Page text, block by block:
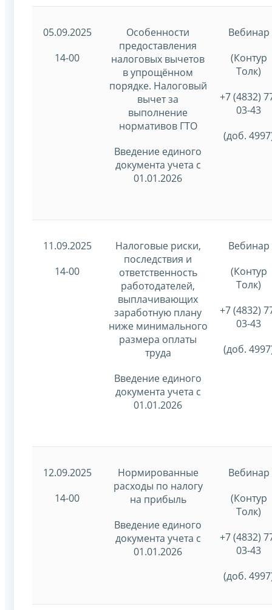
05.09.2025
14-00
Особенности
предоставления
налоговых вычетов
в упрощённом
порядке. Налоговый
вычет за
выполнение
нормативов ГТО
Введение единого
документа учета с
01.01.2026
Вебинар
(Контур
Толк)
+7 (4832)
03-43
(доб.
11.09.2025
14-00
Налоговые риски,
последствия и
ответственность
работодателей,
выплачивающих
заработную плану
ниже минимального
размера оплаты
труда
Введение единого
документа учета с
01.01.2026
Вебинар
(Контур
Толк)
+7 (4832)
03-43
(доб.
12.09.2025
14-00
Нормированные
расходы по налогу
на прибыль
Введение единого
документа учета с
01.01.2026
Вебинар
(Контур
Толк)
+7 (4832)
03-43
(доб.